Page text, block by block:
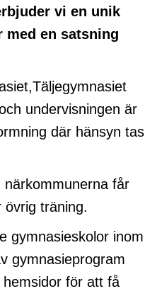
vi en unik
en satsning
undervisningen är
där hänsyn tas
får
övrig träning.
gymnasieskolor inom
gymnasieprogram
för att få